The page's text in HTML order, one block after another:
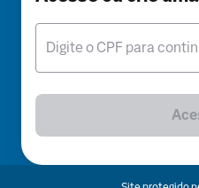
Digite o CPF para